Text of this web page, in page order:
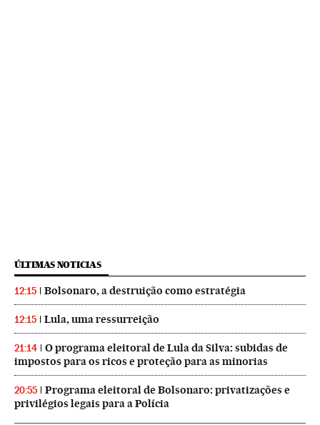
ÚLTIMAS NOTICIAS
12:15 Bolsonaro, a destruição como estratégia
12:15 Lula, uma ressurreição
21:14
O programa eleitoral de Lula da Silva: subidas de
impostos para os ricos e proteção para as minorias
20:55
Programa eleitoral de Bolsonaro: privatizações e
privilégios legais para a Polícia